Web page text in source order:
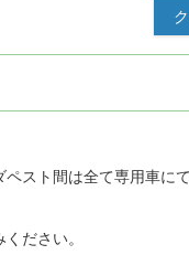
スト間は全て専用車に
ださい。